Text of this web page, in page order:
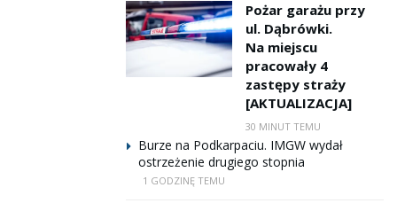
Pożar garażu przy
ul. Dąbrówki.
Na miejscu
pracowały 4
zastępy straży
[AKTUALIZACJA]
30 MINUT TEMU
Burze na Podkarpaciu. IMGW wydał
ostrzeżenie drugiego stopnia
1 GODZINĘ TEMU